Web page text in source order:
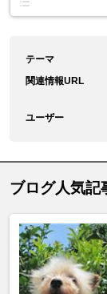
テーマ
関連情報URL
ユーザー
ブログ人気記